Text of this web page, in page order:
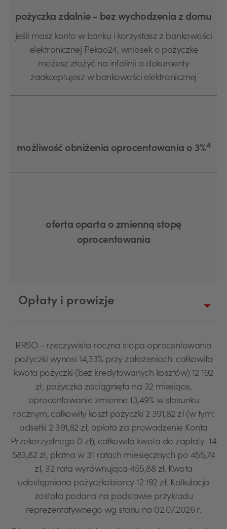
pożyczka zdalnie - bez wychodzenia z domu
jeśli masz konto w banku i korzystasz z bankowości
elektronicznej Pekao24, wniosek o pożyczkę
możesz złożyć na infolinii a dokumenty
zaakceptujesz w bankowości elektronicznej
możliwość obniżenia oprocentowania o 3%4
oferta oparta o zmienną stopę
oprocentowania
Opłaty i prowizje
RRSO - rzeczywista roczna stopa oprocentowania
pożyczki wynosi 14,33% przy założeniach: całkowita
kwota pożyczki (bez kredytowanych kosztów) 12 192
zł, pożyczka zaciągnięta na 32 miesiące,
oprocentowanie zmienne 13,49% w stosunku
rocznym, całkowity koszt pożyczki 2 391,82 zł (w tym:
odsetki 2 391,82 zł, opłata za prowadzenie Konta
Przekorzystnego 0 zł), całkowita kwota do zapłaty 14
583,82 zł, płatna w 31 ratach miesięcznych po 455,74
zł, 32 rata wyrównująca 455,88 zł. Kwota
udostępniana pożyczkobiorcy 12 192 zł. Kalkulacja
została podana na podstawie przykładu
reprezentatywnego wg stanu na 02.07.2026 r.